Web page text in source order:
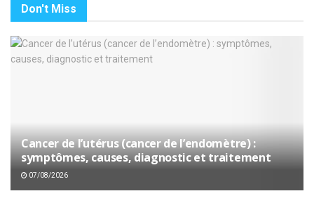
Don't Miss
Cancer de l’utérus (cancer de l’endomètre) :
symptômes, causes, diagnostic et traitement
07/08/2026